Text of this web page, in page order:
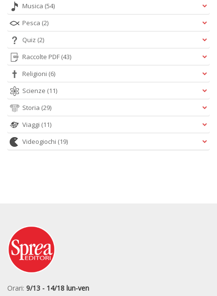
Musica (54)
Pesca (2)
Quiz (2)
Raccolte PDF (43)
Religioni (6)
Scienze (11)
Storia (29)
Viaggi (11)
Videogiochi (19)
Orari: 9/13 - 14/18 lun-ven